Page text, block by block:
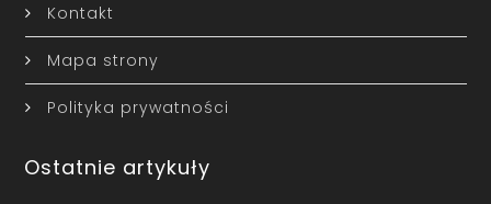
Kontakt
Mapa strony
Polityka prywatności
Ostatnie artykuły